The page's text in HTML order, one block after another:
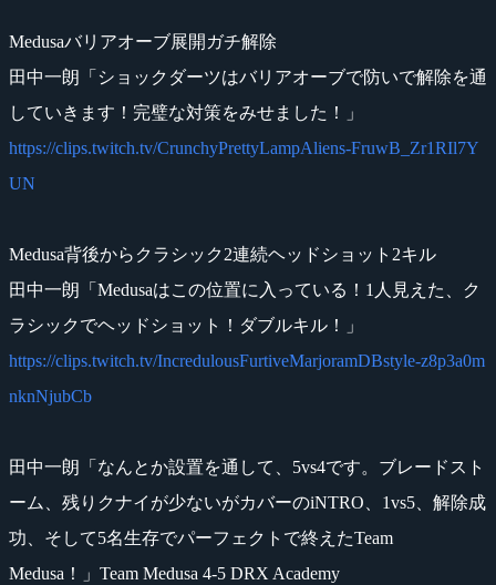
Medusaバリアオーブ展開ガチ解除
田中一朗「ショックダーツはバリアオーブで防いで解除を通
していきます！完璧な対策をみせました！」
https://clips.twitch.tv/CrunchyPrettyLampAliens-FruwB_Zr1RIl7Y
UN
Medusa背後からクラシック2連続ヘッドショット2キル
田中一朗「Medusaはこの位置に入っている！1人見えた、ク
ラシックでヘッドショット！ダブルキル！」
https://clips.twitch.tv/IncredulousFurtiveMarjoramDBstyle-z8p3a0m
nknNjubCb
田中一朗「なんとか設置を通して、5vs4です。ブレードスト
ーム、残りクナイが少ないがカバーのiNTRO、1vs5、解除成
功、そして5名生存でパーフェクトで終えたTeam
Medusa！」Team Medusa 4-5 DRX Academy